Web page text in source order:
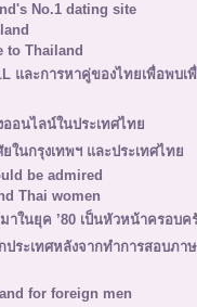
No.1 dating site
to Thailand
และการหาคู่ของไทยเพื่อพบเ
อนไลน์ในประเทศไทย
นกรุงเทพฯ และประเทศไทย
be admired
Thai women
าในยุค ’80 เป็นหัวหน้าครอบ
ระเทศหลังจากทำการสอบภา
for foreign men